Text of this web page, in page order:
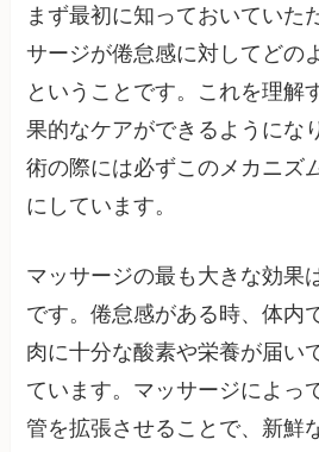
まず最初に知っておいていた
サージが倦怠感に対してどの
ということです。これを理解
果的なケアができるようにな
術の際には必ずこのメカニズ
にしています。
マッサージの最も大きな効果
です。倦怠感がある時、体内
肉に十分な酸素や栄養が届い
ています。マッサージによっ
管を拡張させることで、新鮮